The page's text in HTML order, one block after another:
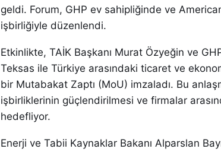
geldi. Forum, GHP ev sahipliğinde ve
işbirliğiyle düzenlendi.
Etkinlikte, TAİK Başkanı Murat Özyeğin ve
Teksas ile Türkiye arasındaki ticaret ve
bir Mutabakat Zaptı (MoU) imzaladı. Bu
işbirliklerinin güçlendirilmesi ve firmalar
hedefliyor.
Enerji ve Tabii Kaynaklar Bakanı Alparslan